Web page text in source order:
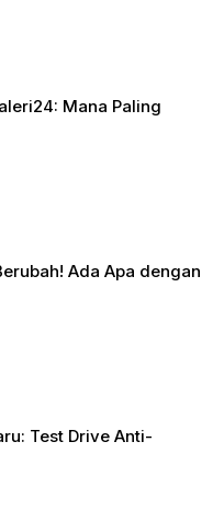
Mana Paling
Ada Apa dengan
Test Drive Anti-